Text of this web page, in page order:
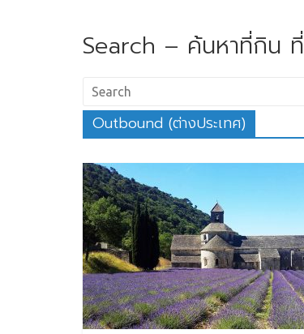
Search – ค้นหาที่กิน
Outbound (ต่างประเทศ)